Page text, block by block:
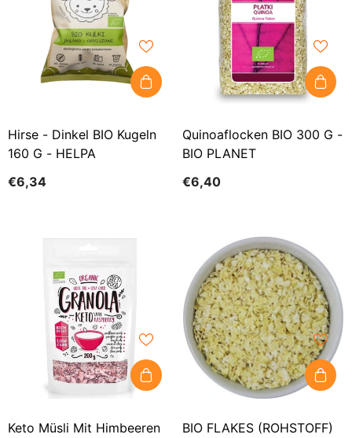
Hirse - Dinkel BIO Kugeln
160 G - HELPA
€6,34
Quinoaflocken BIO 300 G -
BIO PLANET
€6,40
Keto Müsli Mit Himbeeren
BIO FLAKES (ROHSTOFF)